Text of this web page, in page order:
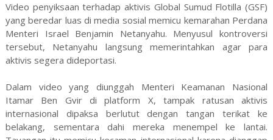
Video penyiksaan terhadap aktivis Global Sumud Flotilla (GSF)
yang beredar luas di media sosial memicu kemarahan Perdana
Menteri Israel Benjamin Netanyahu. Menyusul kontroversi
tersebut, Netanyahu langsung memerintahkan agar para
aktivis segera dideportasi.
Dalam video yang diunggah Menteri Keamanan Nasional
Itamar Ben Gvir di platform X, tampak ratusan aktivis
internasional dipaksa berlutut dengan tangan terikat ke
belakang, sementara dahi mereka menempel ke lantai.